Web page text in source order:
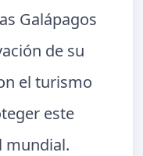
Galápagos
de su
el turismo
este
mundial.